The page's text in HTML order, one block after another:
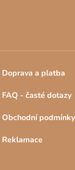
Doprava a platba
FAQ - časté dotazy
Obchodní podmínky
Reklamace